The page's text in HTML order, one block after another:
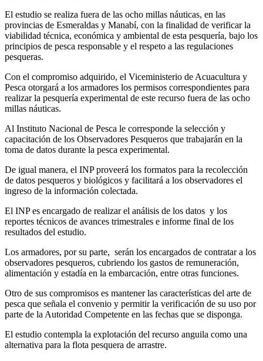
El estudio se realiza fuera de las ocho millas náuticas, en las
provincias de Esmeraldas y Manabí, con la finalidad de verificar la
viabilidad técnica, económica y ambiental de esta pesquería, bajo los
principios de pesca responsable y el respeto a las regulaciones
pesqueras.
Con el compromiso adquirido, el Viceministerio de Acuacultura y
Pesca otorgará a los armadores los permisos correspondientes para
realizar la pesquería experimental de este recurso fuera de las ocho
millas náuticas.
Al Instituto Nacional de Pesca le corresponde la selección y
capacitación de los Observadores Pesqueros que trabajarán en la
toma de datos durante la pesca experimental.
De igual manera, el INP proveerá los formatos para la recolección
de datos pesqueros y biológicos y facilitará a los observadores el
ingreso de la información colectada.
El INP es encargado de realizar el análisis de los datos y los
reportes técnicos de avances trimestrales e informe final de los
resultados del estudio.
Los armadores, por su parte, serán los encargados de contratar a los
observadores pesqueros, cubriendo los gastos de remuneración,
alimentación y estadía en la embarcación, entre otras funciones.
Otro de sus compromisos es mantener las características del arte de
pesca que señala el convenio y permitir la verificación de su uso por
parte de la Autoridad Competente en las fechas que se disponga.
El estudio contempla la explotación del recurso anguila como una
alternativa para la flota pesquera de arrastre.